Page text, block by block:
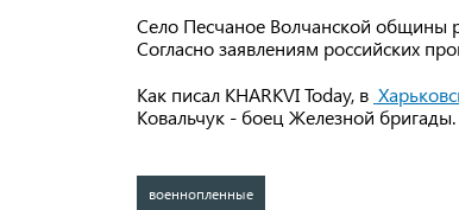
Село Песчаное Волчанской общины
Согласно заявлениям российских
Как писал KHARKVI Today, в
Ковальчук - боец Железной бригады.
военнопленные